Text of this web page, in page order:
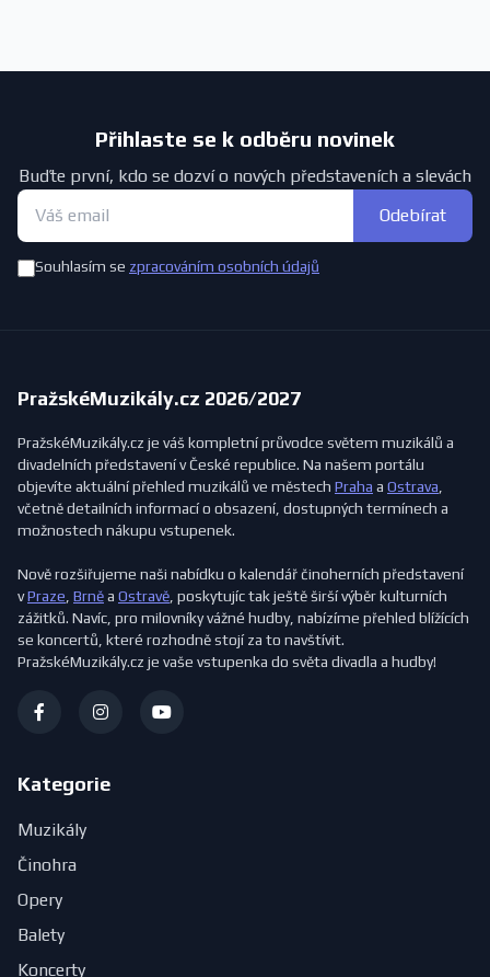
Přihlaste se k odběru novinek
Buďte první, kdo se dozví o nových představeních a slevách
Odebírat
Souhlasím se zpracováním osobních údajů
PražskéMuzikály.cz 2026/2027
PražskéMuzikály.cz je váš kompletní průvodce světem muzikálů a
divadelních představení v České republice. Na našem portálu
objevíte aktuální přehled muzikálů ve městech Praha a Ostrava
včetně detailních informací o obsazení, dostupných termínech a
možnostech nákupu vstupenek.
Nově rozšiřujeme naši nabídku o kalendář činoherních představení
vPraze Brněa Ostravě , poskytujíc tak ještě širší výběr kulturních
zážitků. Navíc, pro milovníky vážné hudby, nabízíme přehled blížících
se koncertů, které rozhodně stojí za to navštívit.
PražskéMuzikály.cz je vaše vstupenka do světa divadla a hudby!
Kategorie
Muzikály
Činohra
Opery
Balety
Koncerty